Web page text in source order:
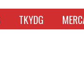
TKYDG